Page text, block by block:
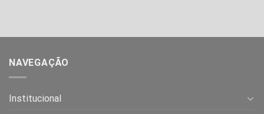
NAVEGAÇÃO
Institucional